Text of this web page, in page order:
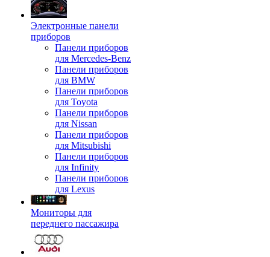
Электронные панели
приборов
Панели приборов
для Mercedes-Benz
Панели приборов
для BMW
Панели приборов
для Toyota
Панели приборов
для Nissan
Панели приборов
для Mitsubishi
Панели приборов
для Infinity
Панели приборов
для Lexus
Мониторы для
переднего пассажира